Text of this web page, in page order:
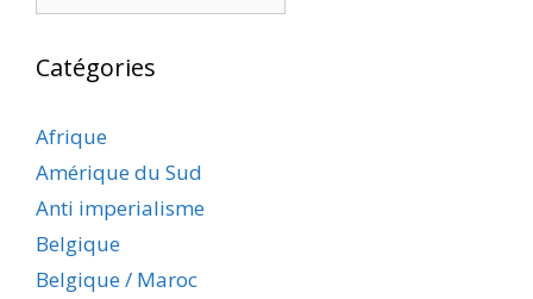
Catégories
Afrique
Amérique du Sud
Anti imperialisme
Belgique
Belgique / Maroc